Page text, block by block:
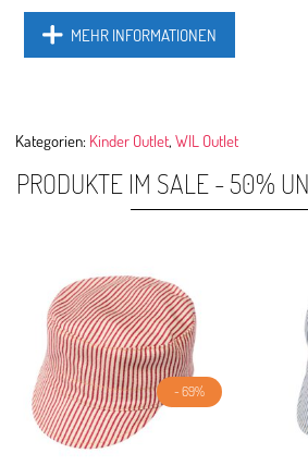
MEHR INFORMATIONEN
Kategorien: Kinder Outlet,WIL Outlet
PRODUKTE IM SALE - 50%
- 69%